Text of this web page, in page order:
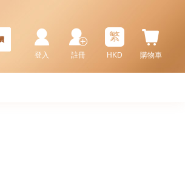
購物車
繁
HKD
註冊
登入